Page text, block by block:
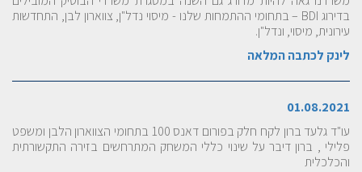
בדירוג BDI – בתחומי ההתמחות שלנו - מיסוי נדל"ן, צווארון לבן, התחדשות
עירונית, מיסוי, ונדל"ן.
לינק לכתבה המלאה
01.08.2021
עו"ד גלעד ברון לקח חלק בפורום דאנס 100 בתחומי הצווארון הלבן ומשפט
פלילי , ברון דיבר על שינוי כללי המשחק המתרחשים בזירה התקשורתית
והכלכלית